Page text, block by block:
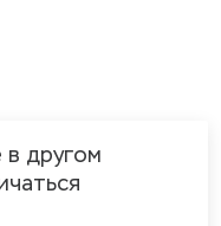
другом